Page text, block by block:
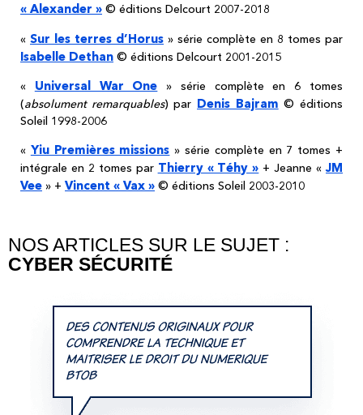
« Alexander » © éditions Delcourt 2007-2018
« Sur les terres d’Horus » série complète en 8 tomes par
Isabelle Dethan © éditions Delcourt 2001-2015
« Universal War One » série complète en 6 tomes
(absolument remarquables) par Denis Bajram © éditions
Soleil 1998-2006
« Yiu Premières missions » série complète en 7 tomes +
intégrale en 2 tomes par Thierry « Téhy » + Jeanne «JM
Vee » + Vincent « Vax » © éditions Soleil 2003-2010
NOS ARTICLES SUR LE SUJET :
CYBER SÉCURITÉ